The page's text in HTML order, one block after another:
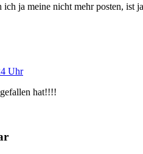
ja meine nicht mehr posten,
Uhr
hat!!!!